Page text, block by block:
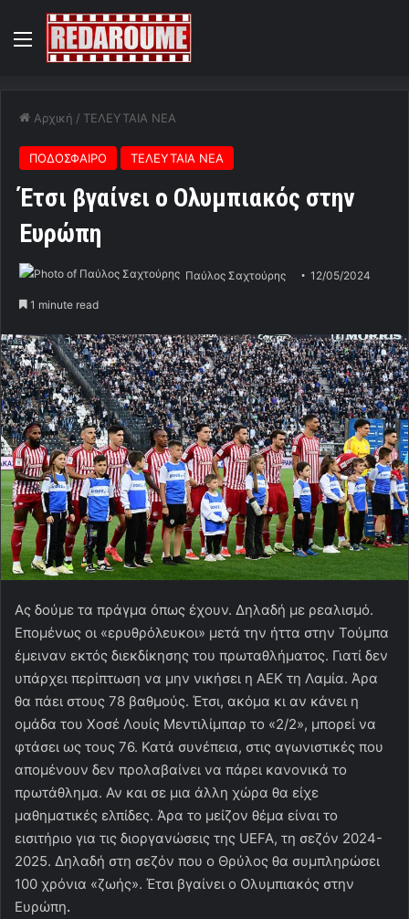
Menu
Αρχική / ΤΕΛΕΥΤΑΙΑ ΝΕΑ
ΠΟΔΟΣΦΑΙΡΟ ΤΕΛΕΥΤΑΙΑ ΝΕΑ
Έτσι βγαίνει ο Ολυμπιακός στην
Ευρώπη
Παύλος Σαχτούρης 12/05/2024
1 minute read
Ας δούμε τα πράγμα όπως έχουν. Δηλαδή με ρεαλισμό.
Επομένως οι «ερυθρόλευκοι» μετά την ήττα στην Τούμπα
έμειναν εκτός διεκδίκησης του πρωταθλήματος. Γιατί δεν
υπάρχει περίπτωση να μην νικήσει η ΑΕΚ τη Λαμία. Άρα
θα πάει στους 78 βαθμούς. Έτσι, ακόμα κι αν κάνει η
ομάδα του Χοσέ Λουίς Μεντιλίμπαρ το «2/2», μπορεί να
φτάσει ως τους 76. Κατά συνέπεια, στις αγωνιστικές που
απομένουν δεν προλαβαίνει να πάρει κανονικά το
πρωτάθλημα. Αν και σε μια άλλη χώρα θα είχε
μαθηματικές ελπίδες. Άρα το μείζον θέμα είναι το
εισιτήριο για τις διοργανώσεις της UEFA, τη σεζόν 2024-
2025. Δηλαδή στη σεζόν που ο Θρύλος θα συμπληρώσει
100 χρόνια «ζωής». Έτσι βγαίνει ο Ολυμπιακός στην
Ευρώπη.